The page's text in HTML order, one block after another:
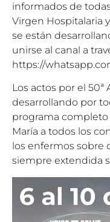
informados de
Virgen Hospitalaria
se están
unirse al canal a
https://
Los actos por el 50ª
desarrollando por
programa completo
María a todos los
los enfermos sobre
siempre extendida